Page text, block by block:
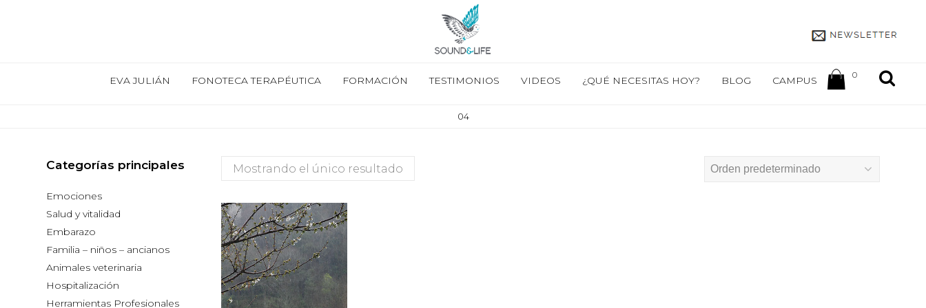
EVA JULIÁN FONOTECA TERAPÉUTICA FORMACIÓN TESTIMONIOS VIDEOS ¿QUÉ NECESITAS HOY? BLOG CAMPUS
04
Mostrando el único resultado
Categorías principales
Emociones
Salud y vitalidad
Embarazo
Familia – niños – ancianos
Animales veterinaria
Hospitalización
Herramientas Profesionales
0